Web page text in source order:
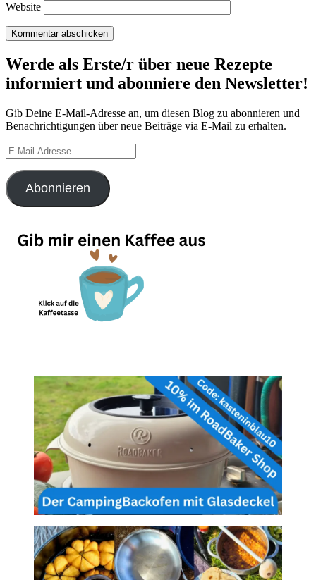
Website
Werde als Erste/r über neue Rezepte
informiert und abonniere den Newsletter!
Gib Deine E-Mail-Adresse an, um diesen Blog zu abonnieren und
Benachrichtigungen über neue Beiträge via E-Mail zu erhalten.
E-
Mail-
Adresse
Abonnieren